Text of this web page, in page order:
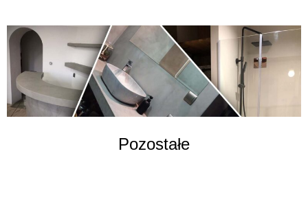
Pozostałe